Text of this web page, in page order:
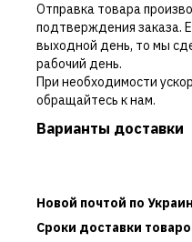
Отправка товара
подтверждения заказа.
выходной день, то мы
рабочий день.
При необходимости
обращайтесь к нам.
Варианты доставки
Новой почтой по
Сроки доставки